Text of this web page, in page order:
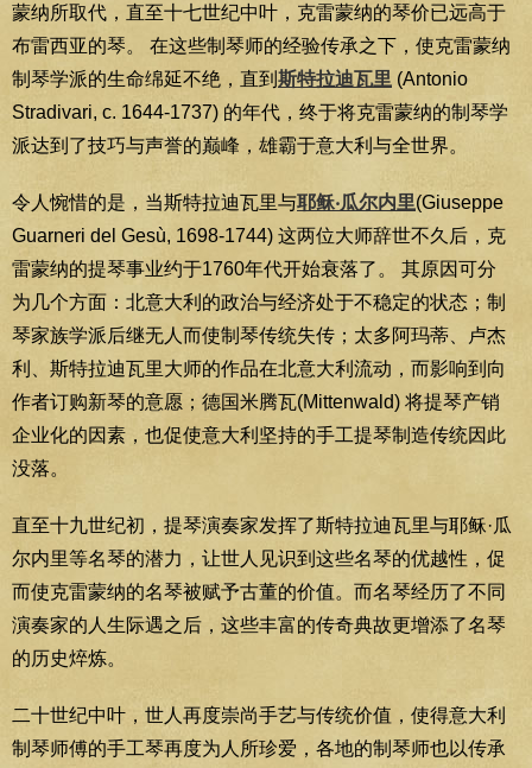
蒙纳所取代，直至十七世纪中叶，克雷蒙纳的琴价已远高于
布雷西亚的琴。 在这些制琴师的经验传承之下，使克雷蒙纳
制琴学派的生命绵延不绝，直到 斯特拉迪瓦里 (Antonio
Stradivari, c. 1644-1737) 的年代，终于将克雷蒙纳的制琴学
派达到了技巧与声誉的巅峰，雄霸于意大利与全世界。
令人惋惜的是，当斯特拉迪瓦里与耶稣‧瓜尔内里(Giuseppe
Guarneri del Gesù, 1698-1744) 这两位大师辞世不久后，克
雷蒙纳的提琴事业约于1760年代开始衰落了。 其原因可分
为几个方面：北意大利的政治与经济处于不稳定的状态；制
琴家族学派后继无人而使制琴传统失传；太多阿玛蒂、卢杰
利、斯特拉迪瓦里大师的作品在北意大利流动，而影响到向
作者订购新琴的意愿；德国米腾瓦(Mittenwald) 将提琴产销
企业化的因素，也促使意大利坚持的手工提琴制造传统因此
没落。
直至十九世纪初，提琴演奏家发挥了斯特拉迪瓦里与耶稣·瓜
尔内里等名琴的潜力，让世人见识到这些名琴的优越性，促
而使克雷蒙纳的名琴被赋予古董的价值。而名琴经历了不同
演奏家的人生际遇之后，这些丰富的传奇典故更增添了名琴
的历史焠炼。
二十世纪中叶，世人再度崇尚手艺与传统价值，使得意大利
制琴师傅的手工琴再度为人所珍爱，各地的制琴师也以传承